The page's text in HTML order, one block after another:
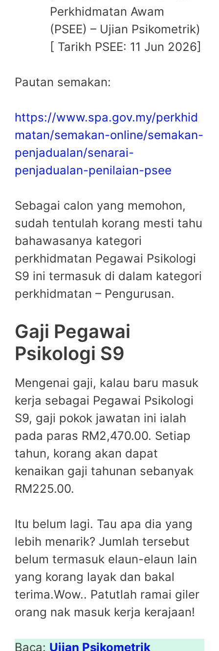
Perkhidmatan Awam
(PSEE) – Ujian Psikometrik)
[ Tarikh PSEE: 11 Jun 2026]
Pautan semakan:
https://www.spa.gov.my/perkhid
matan/semakan-online/semakan-
penjadualan/senarai-
penjadualan-penilaian-psee
Sebagai calon yang memohon,
sudah tentulah korang mesti tahu
bahawasanya kategori
perkhidmatan Pegawai Psikologi
S9 ini termasuk di dalam kategori
perkhidmatan – Pengurusan.
Gaji Pegawai
Psikologi S9
Mengenai gaji, kalau baru masuk
kerja sebagai Pegawai Psikologi
S9, gaji pokok jawatan ini ialah
pada paras RM2,470.00. Setiap
tahun, korang akan dapat
kenaikan gaji tahunan sebanyak
RM225.00.
Itu belum lagi. Tau apa dia yang
lebih menarik? Jumlah tersebut
belum termasuk elaun-elaun lain
yang korang layak dan bakal
terima.Wow.. Patutlah ramai giler
orang nak masuk kerja kerajaan!
Baca: Ujian Psikometrik